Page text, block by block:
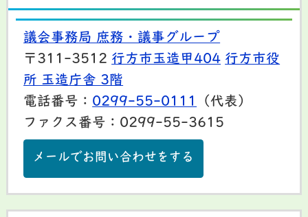
議会事務局 庶務・議事グループ
〒311-3512 行方市玉造甲404 行方市役
所 玉造庁舎 3階
電話番号： 0299-55-0111
（代表）
ファクス番号：0299-55-3615
メールでお問い合わせをする